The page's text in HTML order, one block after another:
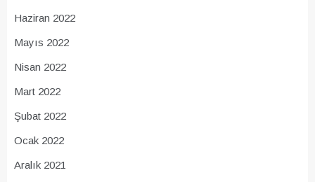
Haziran 2022
Mayıs 2022
Nisan 2022
Mart 2022
Şubat 2022
Ocak 2022
Aralık 2021